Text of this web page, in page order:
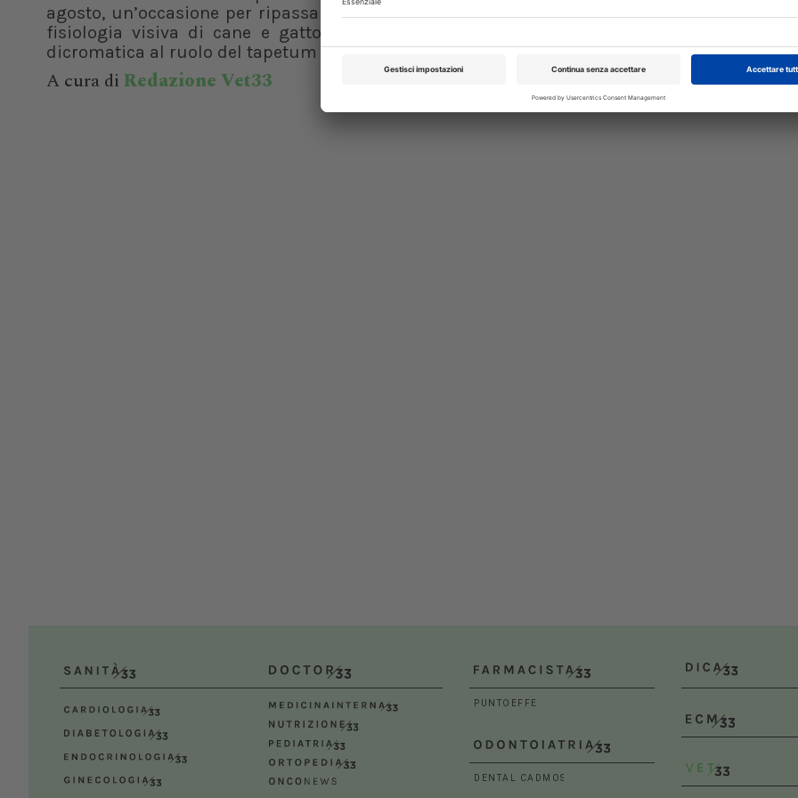
agosto, un’occasione per ripassare le basi della
fisiologia visiva di cane e gatto. Dalla visione
dicromatica al ruolo del tapetum lucidum, fino...
A cura di Redazione Vet33
trattamento dei disturbi
una pratica alternativa alla via orale...
Redazione Vet33